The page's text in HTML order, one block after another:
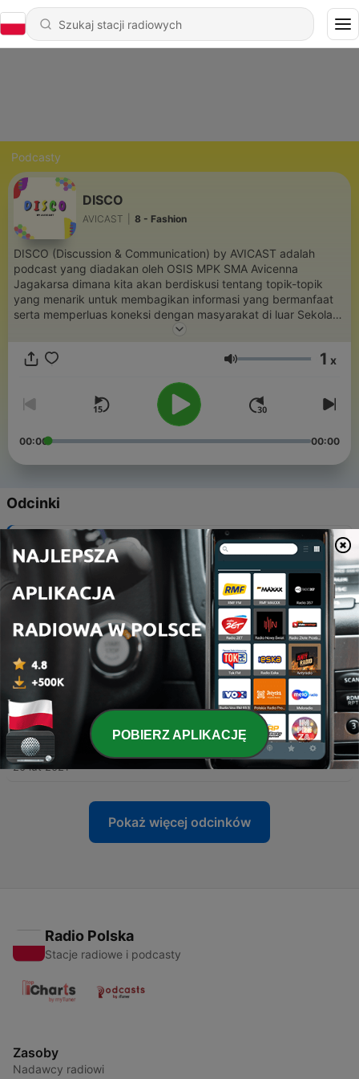
Podcasty
DISCO
AVICAST 8 - Fashion
DISCO (Discussion & Communication) by AVICAST adalah
podcast yang diadakan oleh OSIS MPK SMA Avicenna
Jagakarsa dimana kita akan berdiskusi tentang topik-topik
yang menarik untuk membagikan informasi yang bermanfaat
serta memperluas koneksi dengan masyarakat di luar Sekolah
Głośność 1 x
00:00 00:00
Odcinki
Fashion
02 mar 2022
7 - Toxic Productivity
Insecurities
01 maj 2021
31 mar 2021
4 - Minat & Bakat
20 lut 2021
Pokaż więcej odcinków
Radio Polska
Stacje radiowe i podcasty
Zasoby
Nadawcy radiowi
POBIERZ APLIKACJĘ